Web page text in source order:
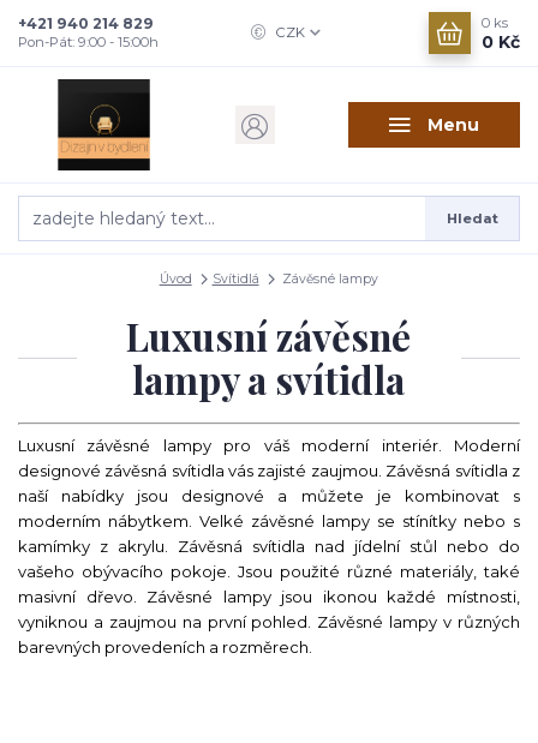
Menu
CZK
Hledat
+421 940 214 829
Pon-Pát: 9:00 - 15:00h
0 ks
0 Kč
Úvod Svítidlá Závěsné lampy
Luxusní závěsné
lampy a svítidla
Luxusní závěsné lampy pro váš moderní interiér. Moderní
designové závěsná svítidla vás zajisté zaujmou. Závěsná svítidla z
naší nabídky jsou designové a můžete je kombinovat s
moderním nábytkem. Velké závěsné lampy se stínítky nebo s
kamímky z akrylu. Závěsná svítidla nad jídelní stůl nebo do
vašeho obývacího pokoje. Jsou použité různé materiály, také
masivní dřevo. Závěsné lampy jsou ikonou každé místnosti,
vyniknou a zaujmou na první pohled. Závěsné lampy v různých
barevných provedeních a rozměrech.